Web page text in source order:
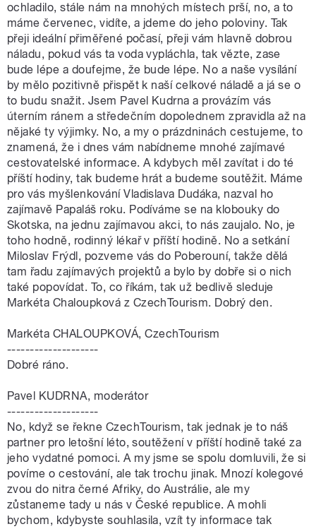
ochladilo, stále nám na mnohých místech prší, no, a to
máme červenec, vidíte, a jdeme do jeho poloviny. Tak
přeji ideální přiměřené počasí, přeji vám hlavně dobrou
náladu, pokud vás ta voda vypláchla, tak vězte, zase
bude lépe a doufejme, že bude lépe. No a naše vysílání
by mělo pozitivně přispět k naší celkové náladě a já se o
to budu snažit. Jsem Pavel Kudrna a provázím vás
úterním ránem a středečním dopolednem zpravidla až na
nějaké ty výjimky. No, a my o prázdninách cestujeme, to
znamená, že i dnes vám nabídneme mnohé zajímavé
cestovatelské informace. A kdybych měl zavítat i do té
příští hodiny, tak budeme hrát a budeme soutěžit. Máme
pro vás myšlenkování Vladislava Dudáka, nazval ho
zajímavě Papaláš roku. Podíváme se na klobouky do
Skotska, na jednu zajímavou akci, to nás zaujalo. No, je
toho hodně, rodinný lékař v příští hodině. No a setkání
Miloslav Frýdl, pozveme vás do Poberouní, takže dělá
tam řadu zajímavých projektů a bylo by dobře si o nich
také popovídat. To, co říkám, tak už bedlivě sleduje
Markéta Chaloupková z CzechTourism. Dobrý den.
Markéta CHALOUPKOVÁ, CzechTourism
--------------------
Dobré ráno.
Pavel KUDRNA, moderátor
--------------------
No, když se řekne CzechTourism, tak jednak je to náš
partner pro letošní léto, soutěžení v příští hodině také za
jeho vydatné pomoci. A my jsme se spolu domluvili, že si
povíme o cestování, ale tak trochu jinak. Mnozí kolegové
zvou do nitra černé Afriky, do Austrálie, ale my
zůstaneme tady u nás v České republice. A mohli
bychom, kdybyste souhlasila, vzít ty informace tak